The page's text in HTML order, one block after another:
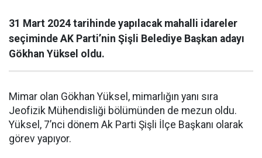
31 Mart 2024 tarihinde yapılacak mahalli idareler
seçiminde AK Parti’nin Şişli Belediye Başkan adayı
Gökhan Yüksel oldu.
Mimar olan Gökhan Yüksel, mimarlığın yanı sıra
Jeofizik Mühendisliği bölümünden de mezun oldu.
Yüksel, 7’nci dönem Ak Parti Şişli İlçe Başkanı olarak
görev yapıyor.